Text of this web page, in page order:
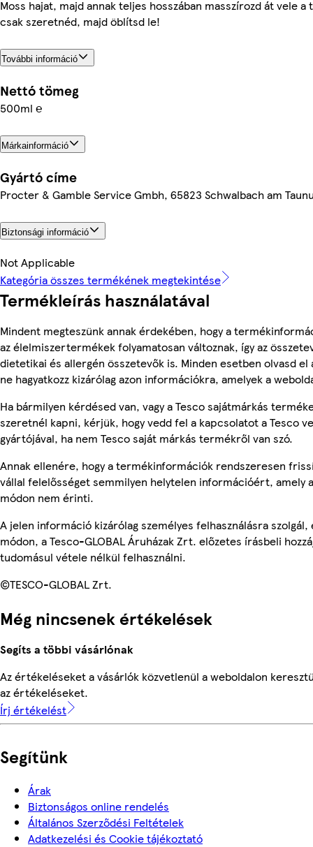
Moss hajat, majd annak teljes hosszában masszírozd át vele
csak szeretnéd, majd öblítsd le!
További információ
Nettó tömeg
500ml ℮
Márkainformáció
Gyártó címe
Procter & Gamble Service Gmbh, 65823 Schwalbach am
Biztonsági információ
Not Applicable
Kategória összes termékének megtekintése
Termékleírás használatával
Mindent megteszünk annak érdekében, hogy a
az élelmiszertermékek folyamatosan változnak, így az
dietetikai és allergén összetevők is. Minden esetben olvasd
ne hagyatkozz kizárólag azon információkra, amelyek a
Ha bármilyen kérdésed van, vagy a Tesco sajátmárkás
szeretnél kapni, kérjük, hogy vedd fel a kapcsolatot a Tesco
gyártójával, ha nem Tesco saját márkás termékről van szó.
Annak ellenére, hogy a termékinformációk rendszeresen
vállal felelősséget semmilyen helytelen információért, amely
módon nem érinti.
A jelen információ kizárólag személyes felhasználásra
módon, a Tesco-GLOBAL Áruházak Zrt. előzetes írásbeli
tudomásul vétele nélkül felhasználni.
©TESCO-GLOBAL Zrt.
Még nincsenek értékelések
Segíts a többi vásárlónak
Az értékeléseket a vásárlók közvetlenül a weboldalon
az értékeléseket.
Írj értékelést
Segítünk
Árak
Biztonságos online rendelés
Általános Szerződési Feltételek
Adatkezelési és Cookie tájékoztató